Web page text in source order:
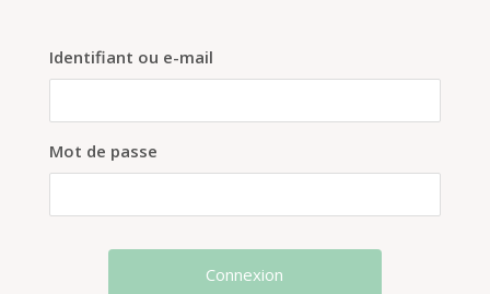
Identifiant ou e-mail
Mot de passe